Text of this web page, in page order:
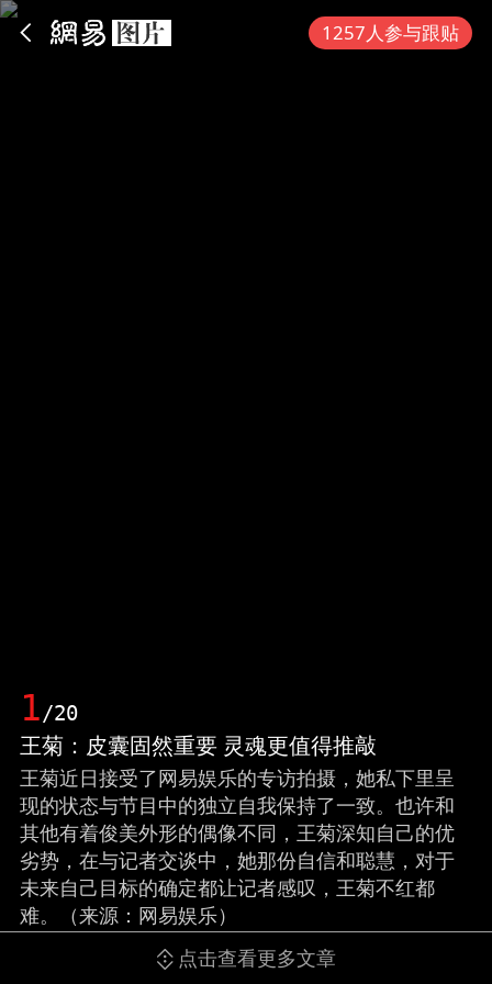
1257人参与跟贴
1/20
王菊：皮囊固然重要 灵魂更值得推敲
王菊近日接受了网易娱乐的专访拍摄，她私下里呈
现的状态与节目中的独立自我保持了一致。也许和
其他有着俊美外形的偶像不同，王菊深知自己的优
劣势，在与记者交谈中，她那份自信和聪慧，对于
未来自己目标的确定都让记者感叹，王菊不红都
难。（来源：网易娱乐）
点击查看更多文章
App内打开